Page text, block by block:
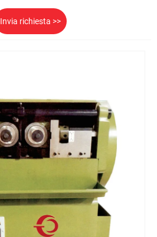
Invia richiesta >>